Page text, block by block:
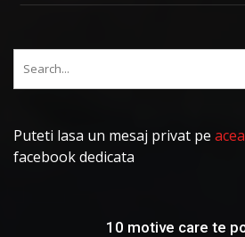
Puteti lasa un mesaj privat pe
facebook dedicata
10 motive care te